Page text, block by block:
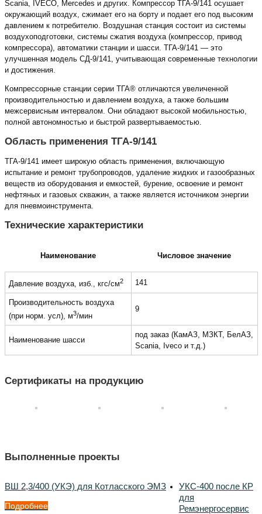
Scania, IVECO, Mercedes и других. Компрессор ТГА-9/141 осушает
окружающий воздух, сжимает его на борту и подает его под высоким
давлением к потребителю. Воздушная станция состоит из системы
воздухоподготовки, системы сжатия воздуха (компрессор, привод
компрессора), автоматики станции и шасси. ТГА-9/141 — это
улучшенная модель СД-9/141, учитывающая современные технологии
и достижения.
Компрессорные станции серии ТГА® отличаются увеличенной
производительностью и давлением воздуха, а также большим
межсервисным интервалом. Они обладают высокой мобильностью,
полной автономностью и быстрой развертываемостью.
Область применения ТГА-9/141
ТГА-9/141 имеет широкую область применения, включающую
испытание и ремонт трубопроводов, удаление жидких и газообразных
веществ из оборудования и емкостей, бурение, освоение и ремонт
нефтяных и газовых скважин, а также является источником энергии
для пневмоинструмента.
Технические характеристики
Наименование Числовое значение
Давление воздуха, изб., кгс/см2 141
Производительность воздуха
(при норм. усл), м3/мин
9
Наименование шасси
под заказ (КамАЗ, МЗКТ, БелАЗ,
Scania, Iveco и т.д.)
Сертификаты на продукцию
Выполненные проекты
ВШ 2,3/400 (УКЭ) для Котласского ЭМЗ
Подробнее
УКС-400 после КР
для
Ремэнергосервис